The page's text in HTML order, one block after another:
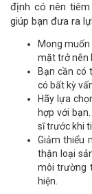
định có nên
giúp bạn đưa ra
Mong
mặt trở nên
Bạn cần có
có bất kỳ
Hãy lựa
hợp với
sĩ trước khi
Giảm thiểu
thận loại
môi trường
hiện.